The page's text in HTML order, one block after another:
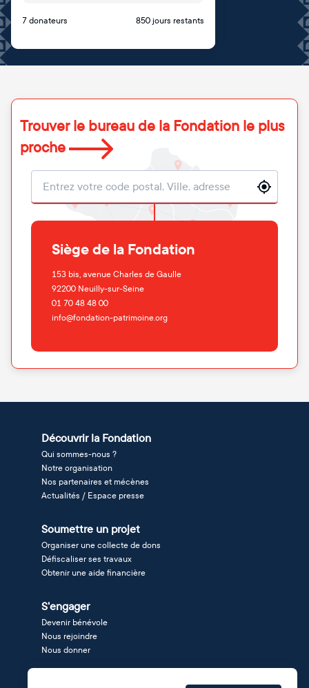
7 donateurs 850 jours restants
Trouver le bureau de la Fondation le plus
proche
Localisation
Siège de la Fondation
153 bis, avenue Charles de Gaulle
92200 Neuilly-sur-Seine
01 70 48 48 00
info@fondation-patrimoine.org
Découvrir la Fondation
Qui sommes-nous ?
Notre organisation
Nos partenaires et mécènes
Actualités / Espace presse
Soumettre un projet
Organiser une collecte de dons
Défiscaliser ses travaux
Obtenir une aide financière
S'engager
Devenir bénévole
Nous rejoindre
Nous donner